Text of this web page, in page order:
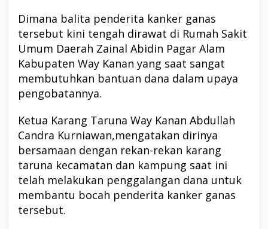
Dimana balita penderita kanker ganas
tersebut kini tengah dirawat di Rumah Sakit
Umum Daerah Zainal Abidin Pagar Alam
Kabupaten Way Kanan yang saat sangat
membutuhkan bantuan dana dalam upaya
pengobatannya.
Ketua Karang Taruna Way Kanan Abdullah
Candra Kurniawan,mengatakan dirinya
bersamaan dengan rekan-rekan karang
taruna kecamatan dan kampung saat ini
telah melakukan penggalangan dana untuk
membantu bocah penderita kanker ganas
tersebut.